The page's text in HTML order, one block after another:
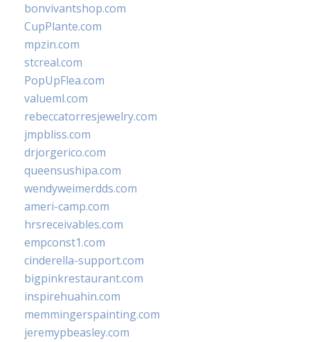
bonvivantshop.com
CupPlante.com
mpzin.com
stcreal.com
PopUpFlea.com
valueml.com
rebeccatorresjewelry.com
jmpbliss.com
drjorgerico.com
queensushipa.com
wendyweimerdds.com
ameri-camp.com
hrsreceivables.com
empconst1.com
cinderella-support.com
bigpinkrestaurant.com
inspirehuahin.com
memmingerspainting.com
jeremypbeasley.com